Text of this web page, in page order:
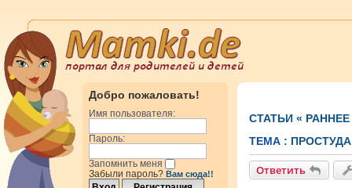
Добро пожаловать!
Имя пользователя:
Пароль:
Запомнить меня
Забыли пароль? Вам сюда!!
СТАТЬИ «
ТЕМА :
Ответить